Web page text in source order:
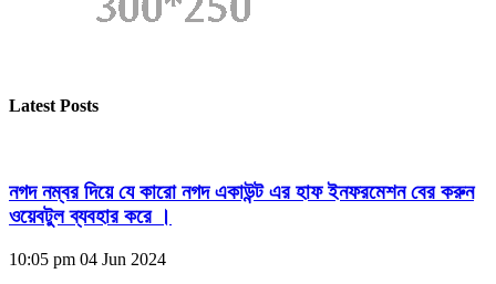
Latest Posts
নগদ নম্বর দিয়ে যে কারো নগদ একাউন্ট এর হাফ ইনফরমেশন বের করুন
ওয়েবটুল ব্যবহার করে ।
10:05 pm 04 Jun 2024